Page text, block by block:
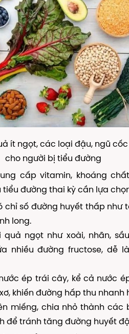
ít ngọt, các loại đậu, ngũ
cho người bị tiểu đường
cấp vitamin, khoáng
tiểu đường thai kỳ cần lựa
chỉ số đường huyết thấp như
long.
quả ngọt như xoài, nhãn,
nhiều đường fructose, dễ
ép trái cây, kể cả nước
khiến đường hấp thu nhanh
miếng, chia nhỏ thành các
để tránh tăng đường huyết